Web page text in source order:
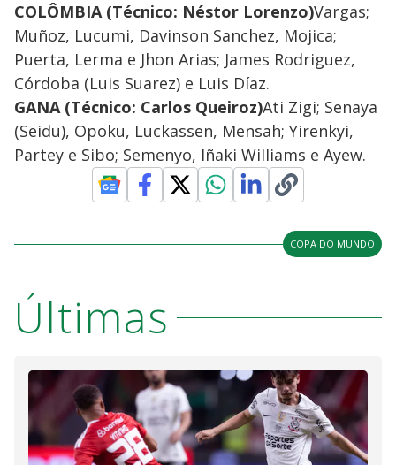
COLÔMBIA (Técnico: Néstor Lorenzo)Vargas;
Muñoz, Lucumi, Davinson Sanchez, Mojica;
Puerta, Lerma e Jhon Arias; James Rodriguez,
Córdoba (Luis Suarez) e Luis Díaz.
GANA (Técnico: Carlos Queiroz)Ati Zigi; Senaya
(Seidu), Opoku, Luckassen, Mensah; Yirenkyi,
Partey e Sibo; Semenyo, Iñaki Williams e Ayew.
COPA DO MUNDO
Últimas